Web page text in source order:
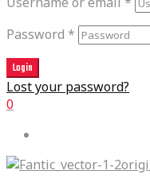
Password *
Login
Lost your password?
0